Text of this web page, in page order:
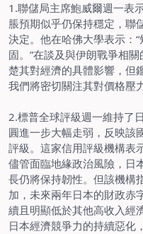
1.聯儲局主席鮑威爾週一表
脹預期似乎仍保持穩定，聯
決定。他在哈佛大學表示： “
固。 ”在談及與伊朗戰爭相關
楚其對經濟的具體影響，但
我們將密切關注其對價格壓
2.標普全球評級週一維持了
圓進一步大幅走弱，反映該
評級。這家信用評級機構表
儘管面臨地緣政治風險，日
長仍將保持韌性。但該機構
加，未來兩年日本的財政赤
續且明顯低於其他高收入經
日本經濟競爭力的持續惡化